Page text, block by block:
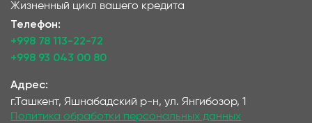
Жизненный цикл вашего кредита
Телефон:
+998 78 113-22-72
+998 93 043 00 80
Адрес:
г.Ташкент, Яшнабадский р-н, ул. Янгибозор, 1
Политика обработки персональных данных